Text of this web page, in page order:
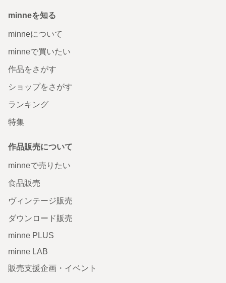
minneを知る
minneについて
minneで買いたい
作品をさがす
ショップをさがす
ランキング
特集
作品販売について
minneで売りたい
食品販売
ヴィンテージ販売
ダウンロード販売
minne PLUS
minne LAB
販売支援企画・イベント